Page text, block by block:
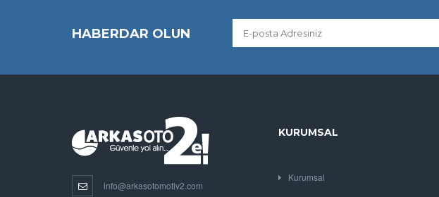
HABERDAR OLUN
info@arkasotomotiv2.com
KURUMSAL
Kurumsal